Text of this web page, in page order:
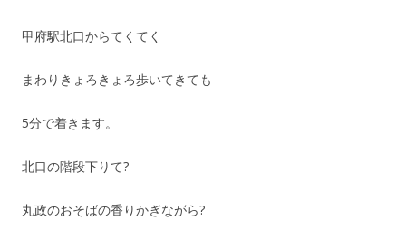
甲府駅北口からてくてく
まわりきょろきょろ歩いてきても
5分で着きます。
北口の階段下りて?
丸政のおそばの香りかぎながら?